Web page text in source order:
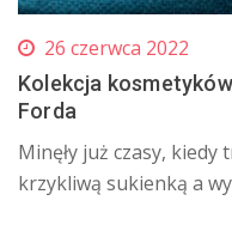
26 czerwca 2022
Kolekcja
Forda
Minęły już czasy, kiedy
krzykliwą sukienką a